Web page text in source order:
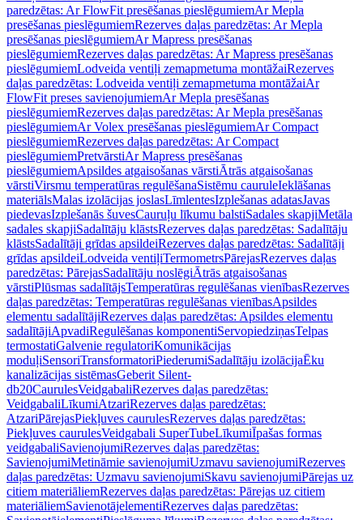
paredzētas: Ar FlowFit presēšanas pieslēgumiemAr Mepla
presēšanas pieslēgumiemRezerves daļas paredzētas: Ar Mepla
presēšanas pieslēgumiemAr Mapress presēšanas
pieslēgumiemRezerves daļas paredzētas: Ar Mapress presēšanas
pieslēgumiemLodveida ventiļi zemapmetuma montāžaiRezerves
daļas paredzētas: Lodveida ventiļi zemapmetuma montāžaiAr
FlowFit preses savienojumiemAr Mepla presēšanas
pieslēgumiemRezerves daļas paredzētas: Ar Mepla presēšanas
pieslēgumiemAr Volex presēšanas pieslēgumiemAr Compact
pieslēgumiemRezerves daļas paredzētas: Ar Compact
pieslēgumiemPretvārstiAr Mapress presēšanas
pieslēgumiemApsildes atgaisošanas vārstiĀtrās atgaisošanas
vārstiVirsmu temperatūras regulēšanaSistēmu cauruleIeklāšanas
materiālsMalas izolācijas joslasLīmlentesIzplešanas adatasJavas
piedevasIzplešanās šuvesCauruļu līkumu balstiSadales skapjiMetāla
sadales skapjiSadalītāju klāstsRezerves daļas paredzētas: Sadalītāju
klāstsSadalītāji grīdas apsildeiRezerves daļas paredzētas: Sadalītāji
grīdas apsildeiLodveida ventiļiTermometrsPārejasRezerves daļas
paredzētas: PārejasSadalītāju noslēgiĀtrās atgaisošanas
vārstiPlūsmas sadalītājsTemperatūras regulēšanas vienībasRezerves
daļas paredzētas: Temperatūras regulēšanas vienībasApsildes
elementu sadalītājiRezerves daļas paredzētas: Apsildes elementu
sadalītājiApvadiRegulēšanas komponentiServopiedziņasTelpas
termostatiGalvenie regulatoriKomunikācijas
moduļiSensoriTransformatoriPiederumiSadalītāju izolācijaĒku
kanalizācijas sistēmasGeberit Silent-
db20CaurulesVeidgabaliRezerves daļas paredzētas:
VeidgabaliLīkumiAtzariRezerves daļas paredzētas:
AtzariPārejasPiekļuves caurulesRezerves daļas paredzētas:
Piekļuves caurulesVeidgabali SuperTubeLīkumiĪpašas formas
veidgabaliSavienojumiRezerves daļas paredzētas:
SavienojumiMetināmie savienojumiUzmavu savienojumiRezerves
daļas paredzētas: Uzmavu savienojumiSkavu savienojumiPārejas uz
citiem materiāliemRezerves daļas paredzētas: Pārejas uz citiem
materiāliemSavienotājelementiRezerves daļas paredzētas: